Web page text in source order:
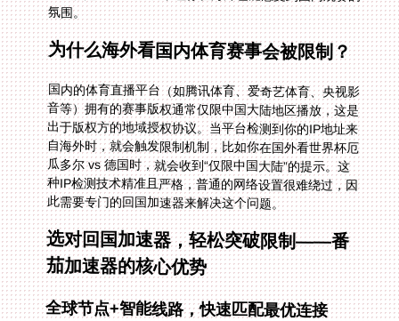
氛围。
为什么海外看国内体育赛事会被限制？
国内的体育直播平台（如腾讯体育、爱奇艺体育、央视影
音等）拥有的赛事版权通常仅限中国大陆地区播放，这是
出于版权方的地域授权协议。当平台检测到你的IP地址来
自海外时，就会触发限制机制，比如你在国外看世界杯厄
瓜多尔 vs 德国时，就会收到“仅限中国大陆”的提示。这
种IP检测技术精准且严格，普通的网络设置很难绕过，因
此需要专门的回国加速器来解决这个问题。
选对回国加速器，轻松突破限制——番
茄加速器的核心优势
全球节点+智能线路，快速匹配最优连接